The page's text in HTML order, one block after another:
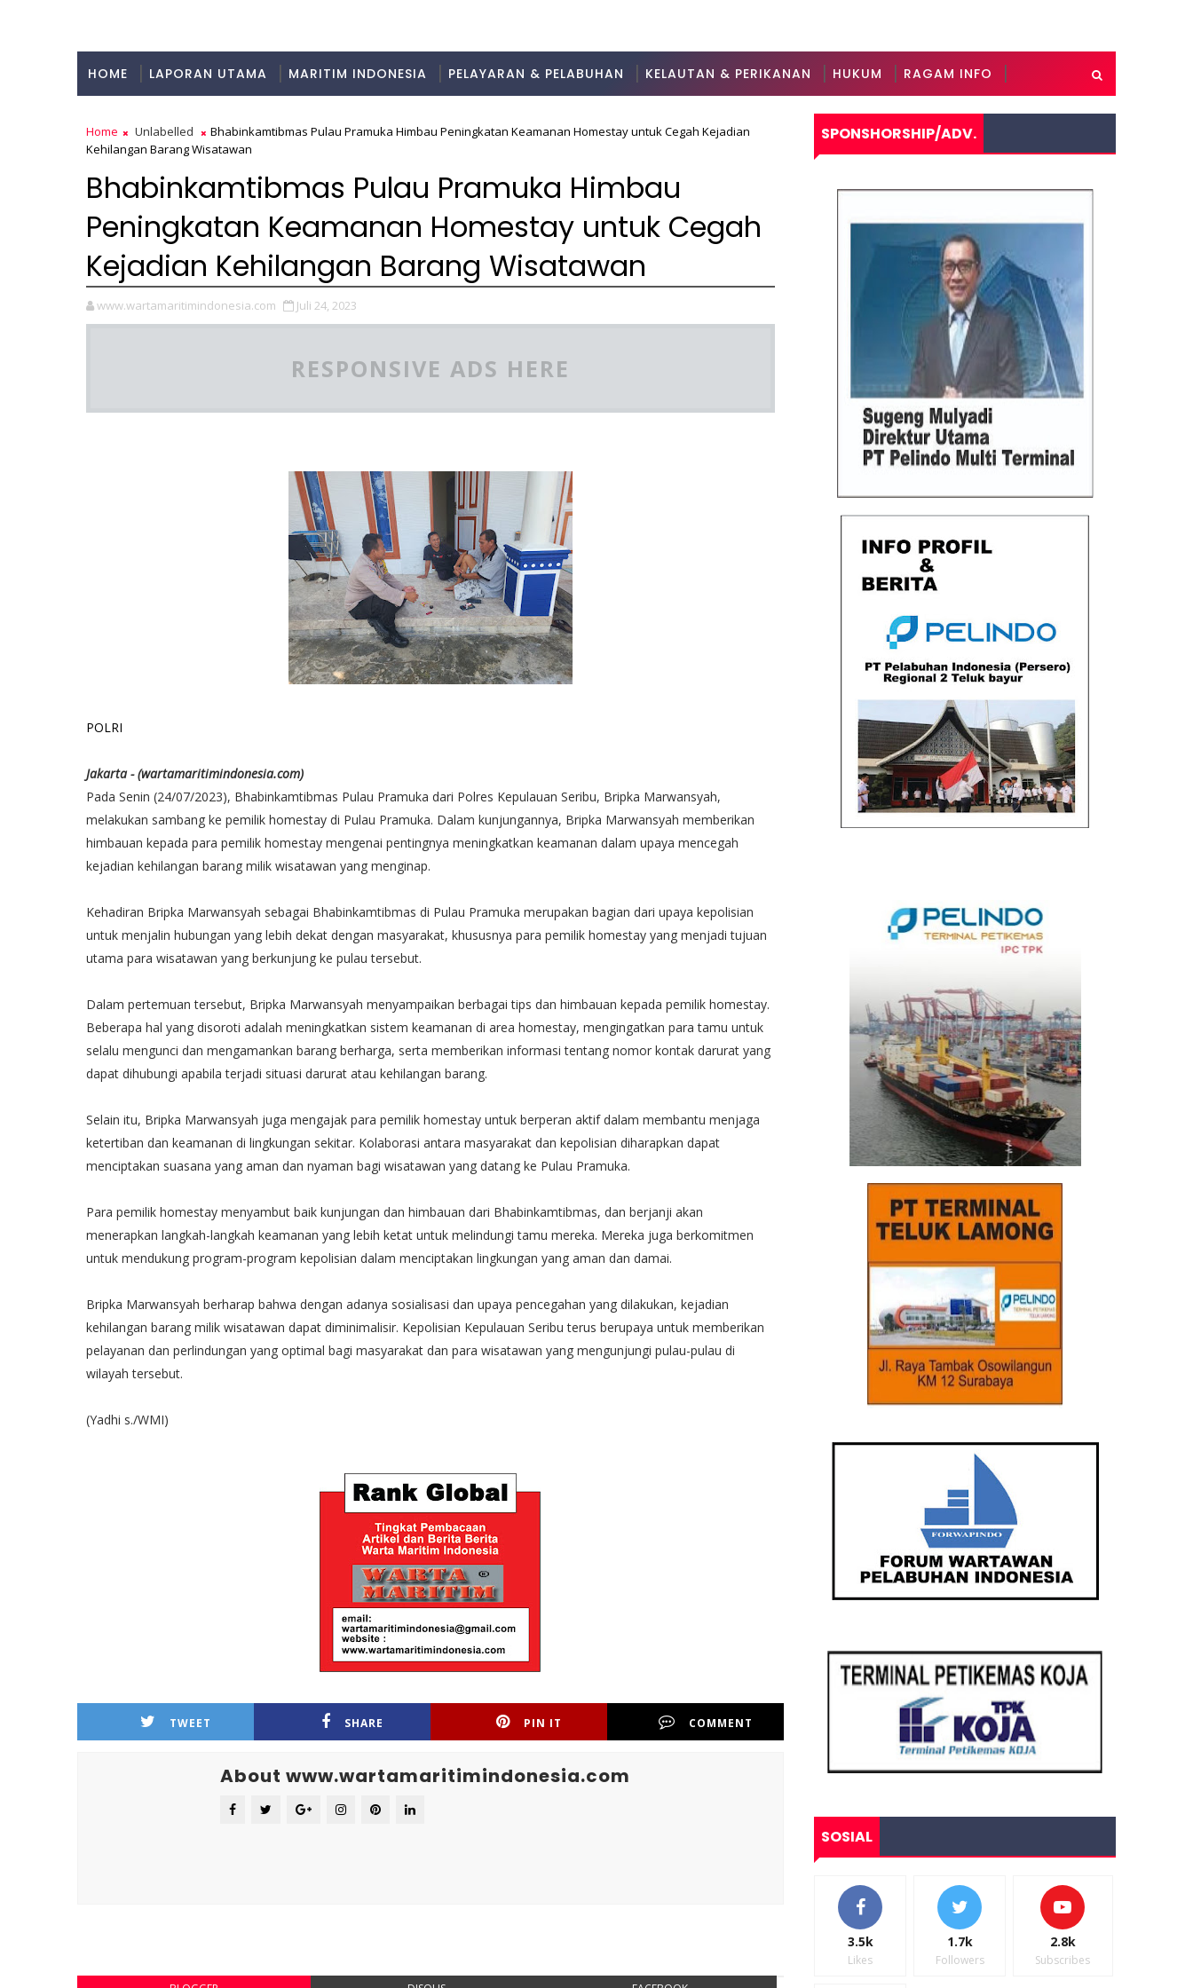
HOME LAPORAN UTAMA MARITIM INDONESIA PELAYARAN & PELABUHAN KELAUTAN & PERIKANAN HUKUM RAGAM INFO
Home Unlabelled
Bhabinkamtibmas Pulau Pramuka Himbau Peningkatan Keamanan Homestay untuk Cegah Kejadian
Kehilangan Barang Wisatawan
Bhabinkamtibmas Pulau Pramuka Himbau
Peningkatan Keamanan Homestay untuk Cegah
Kejadian Kehilangan Barang Wisatawan
www.wartamaritimindonesia.com Juli 24, 2023
RESPONSIVE ADS HERE
POLRI
Jakarta - (wartamaritimindonesia.com)
Pada Senin (24/07/2023), Bhabinkamtibmas Pulau Pramuka dari Polres Kepulauan Seribu, Bripka Marwansyah,
melakukan sambang ke pemilik homestay di Pulau Pramuka. Dalam kunjungannya, Bripka Marwansyah memberikan
himbauan kepada para pemilik homestay mengenai pentingnya meningkatkan keamanan dalam upaya mencegah
kejadian kehilangan barang milik wisatawan yang menginap.
Kehadiran Bripka Marwansyah sebagai Bhabinkamtibmas di Pulau Pramuka merupakan bagian dari upaya kepolisian
untuk menjalin hubungan yang lebih dekat dengan masyarakat, khususnya para pemilik homestay yang menjadi tujuan
utama para wisatawan yang berkunjung ke pulau tersebut.
Dalam pertemuan tersebut, Bripka Marwansyah menyampaikan berbagai tips dan himbauan kepada pemilik homestay.
Beberapa hal yang disoroti adalah meningkatkan sistem keamanan di area homestay, mengingatkan para tamu untuk
selalu mengunci dan mengamankan barang berharga, serta memberikan informasi tentang nomor kontak darurat yang
dapat dihubungi apabila terjadi situasi darurat atau kehilangan barang.
Selain itu, Bripka Marwansyah juga mengajak para pemilik homestay untuk berperan aktif dalam membantu menjaga
ketertiban dan keamanan di lingkungan sekitar. Kolaborasi antara masyarakat dan kepolisian diharapkan dapat
menciptakan suasana yang aman dan nyaman bagi wisatawan yang datang ke Pulau Pramuka.
Para pemilik homestay menyambut baik kunjungan dan himbauan dari Bhabinkamtibmas, dan berjanji akan
menerapkan langkah-langkah keamanan yang lebih ketat untuk melindungi tamu mereka. Mereka juga berkomitmen
untuk mendukung program-program kepolisian dalam menciptakan lingkungan yang aman dan damai.
Bripka Marwansyah berharap bahwa dengan adanya sosialisasi dan upaya pencegahan yang dilakukan, kejadian
kehilangan barang milik wisatawan dapat diminimalisir. Kepolisian Kepulauan Seribu terus berupaya untuk memberikan
pelayanan dan perlindungan yang optimal bagi masyarakat dan para wisatawan yang mengunjungi pulau-pulau di
wilayah tersebut.
(Yadhi s./WMI)
TWEET SHARE PIN IT COMMENT
About www.wartamaritimindonesia.com
SPONSHORSHIP/ADV.
SOSIAL
3.5k
Likes
1.7k
Followers
2.8k
Subscribes